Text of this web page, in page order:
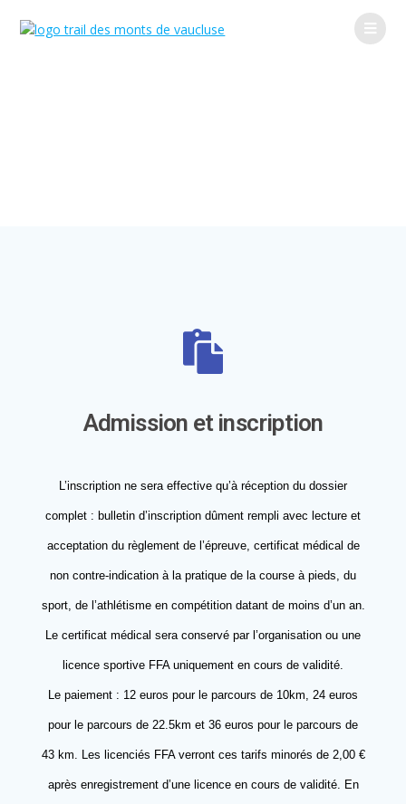
Admission et inscription
L’inscription ne sera effective qu’à réception du dossier
complet : bulletin d’inscription dûment rempli avec lecture et
acceptation du règlement de l’épreuve, certificat médical de
non contre-indication à la pratique de la course à pieds, du
sport, de l’athlétisme en compétition datant de moins d’un an.
Le certificat médical sera conservé par l’organisation ou une
licence sportive FFA uniquement en cours de validité.
Le paiement : 12 euros pour le parcours de 10km, 24 euros
pour le parcours de 22.5km et 36 euros pour le parcours de
43 km. Les licenciés FFA verront ces tarifs minorés de 2,00 €
après enregistrement d’une licence en cours de validité. En